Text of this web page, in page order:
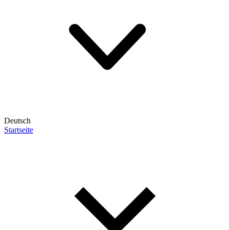
Deutsch
Startseite